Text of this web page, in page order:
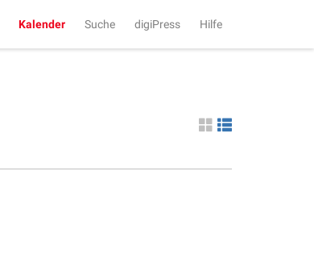
Kalender Suche digiPress Hilfe